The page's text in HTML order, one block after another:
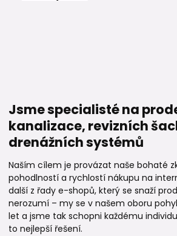
Jsme specialisté na
kanalizace, revizních
drenážních systémů
Naším cílem je provázat naše bohaté
pohodlností a rychlostí nákupu na
další z řady e-shopů, který se snaží
nerozumí – my se v našem oboru
let a jsme tak schopni každému
to nejlepší řešení.